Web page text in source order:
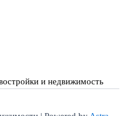
и недвижимость